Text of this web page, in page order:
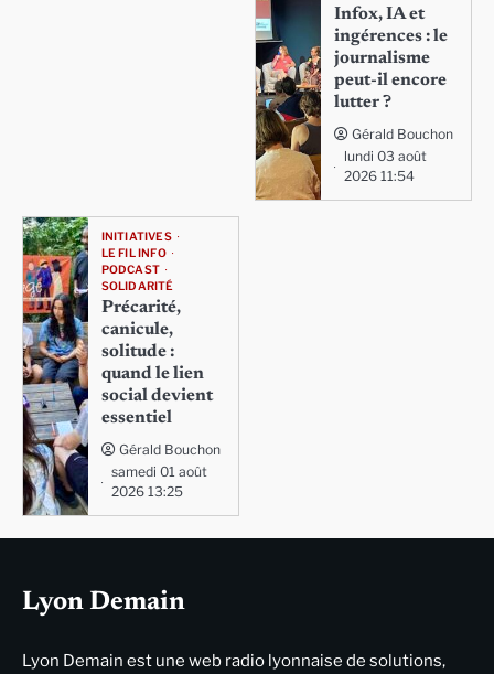
Infox, IA et
ingérences : le
journalisme
peut-il encore
lutter ?
Gérald Bouchon
lundi 03 août
2026 11:54
INITIATIVES
LE FIL INFO
PODCAST
SOLIDARITÉ
Précarité,
canicule,
solitude :
quand le lien
social devient
essentiel
Gérald Bouchon
samedi 01 août
2026 13:25
Lyon Demain
Lyon Demain est une web radio lyonnaise de solutions,